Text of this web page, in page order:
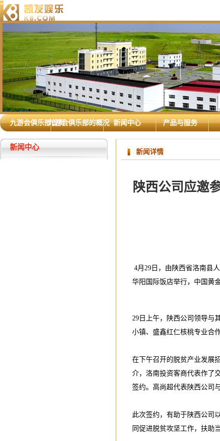
九游会俱乐部首页九游会俱乐部的概况 新闻中心 产品与服务
新闻中心
新闻详情
陕西公司应邀
4月29日，由陕西省洛南县
华阳国际饭店举行，中国黄
29日上午，陕西公司领导与
小镇、盛鑫红仁核桃专业合
在下午召开的脱贫产业发展
介，洛南投资客商代表作了
签约。高尚超代表陕西公司
此次签约，有助于陕西公司
同促进脱贫攻坚工作，扶助